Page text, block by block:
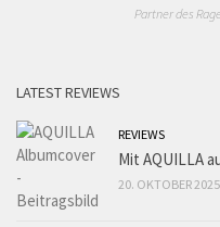
Partner des
LATEST REVIEWS
REVIEWS
Mit AQUILLA
20. OKTOBER 2025